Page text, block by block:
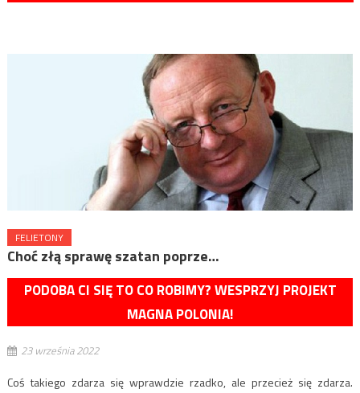
FELIETONY
Choć złą sprawę szatan poprze…
PODOBA CI SIĘ TO CO ROBIMY? WESPRZYJ PROJEKT
MAGNA POLONIA!
23 września 2022
Coś takiego zdarza się wprawdzie rzadko, ale przecież się zdarza.